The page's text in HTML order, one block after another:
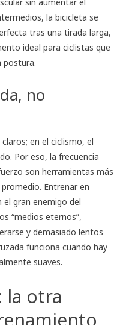
la bicicleta se
tras una tirada larga,
ideal para ciclistas que
postura.
no
en el ciclismo, el
Por eso, la frecuencia
son herramientas más
Entrenar en
el gran enemigo del
“medios eternos”,
y demasiado lentos
funciona cuando hay
suaves.
la otra